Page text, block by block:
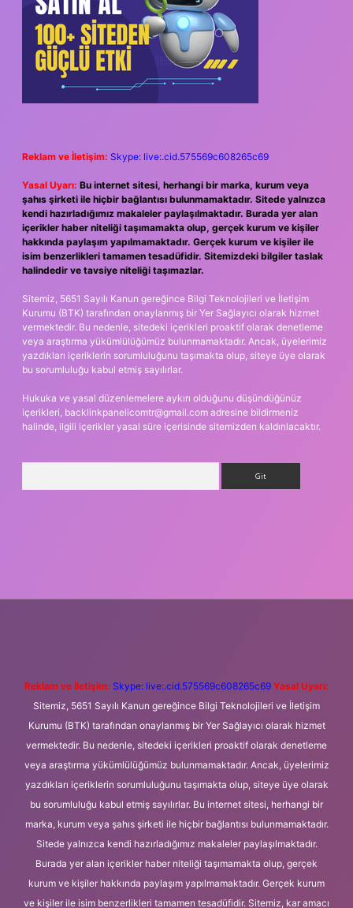
Reklam ve İletişim: Skype: live:.cid.575569c608265c69
Yasal Uyarı: Bu internet sitesi, herhangi bir marka, kurum veya
şahıs şirketi ile hiçbir bağlantısı bulunmamaktadır. Sitede yalnızca
kendi hazırladığımız makaleler paylaşılmaktadır. Burada yer alan
içerikler haber niteliği taşımamakta olup, gerçek kurum ve kişiler
hakkında paylaşım yapılmamaktadır. Gerçek kurum ve kişiler ile
isim benzerlikleri tamamen tesadüfidir. Sitemizdeki bilgiler taslak
halindedir ve tavsiye niteliği taşımazlar.
Sitemiz, 5651 Sayılı Kanun gereğince Bilgi Teknolojileri ve İletişim
Kurumu (BTK) tarafından onaylanmış bir Yer Sağlayıcı olarak hizmet
vermektedir. Bu nedenle, sitedeki içerikleri proaktif olarak denetleme
veya araştırma yükümlülüğümüz bulunmamaktadır. Ancak, üyelerimiz
yazdıkları içeriklerin sorumluluğunu taşımakta olup, siteye üye olarak
bu sorumluluğu kabul etmiş sayılırlar.
Hukuka ve yasal düzenlemelere aykırı olduğunu düşündüğünüz
içerikleri, backlinkpanelicomtr@gmail.com adresine bildirmeniz
halinde, ilgili içerikler yasal süre içerisinde sitemizden kaldırılacaktır.
Reklam ve İletişim: Skype: live:.cid.575569c608265c69 Yasal Uyarı:
Sitemiz, 5651 Sayılı Kanun gereğince Bilgi Teknolojileri ve İletişim
Kurumu (BTK) tarafından onaylanmış bir Yer Sağlayıcı olarak hizmet
vermektedir. Bu nedenle, sitedeki içerikleri proaktif olarak denetleme
veya araştırma yükümlülüğümüz bulunmamaktadır. Ancak, üyelerimiz
yazdıkları içeriklerin sorumluluğunu taşımakta olup, siteye üye olarak
bu sorumluluğu kabul etmiş sayılırlar. Bu internet sitesi, herhangi bir
marka, kurum veya şahıs şirketi ile hiçbir bağlantısı bulunmamaktadır.
Sitede yalnızca kendi hazırladığımız makaleler paylaşılmaktadır.
Burada yer alan içerikler haber niteliği taşımamakta olup, gerçek
kurum ve kişiler hakkında paylaşım yapılmamaktadır. Gerçek kurum
ve kişiler ile isim benzerlikleri tamamen tesadüfidir. Sitemiz, kar amacı